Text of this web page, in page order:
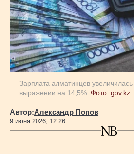
Власть
Геополитика
Исследования
Life & Arts
Зарплата алматинцев
выражении на 14,5%. Фото: gov.kz
Автор:Александр Попов
9 июня 2026, 12:26